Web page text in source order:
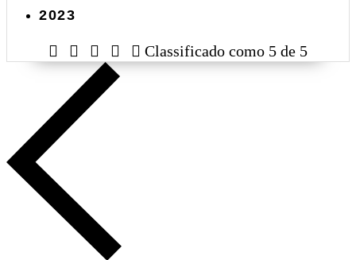
2023
     Classificado como 5 de 5